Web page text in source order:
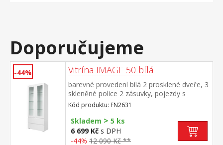
Doporučujeme
-44% Vitrína IMAGE 50 bílá
barevné provedení bílá 2 prosklené dveře, 3
skleněné police 2 zásuvky, pojezdy s
kuličkovými ložisky záda jsou oboustranná,
možno zvolit barevné provedení bílá nebo
zlatý dub
Kód produktu: FN2631
Skladem > 5 ks
6 699 Kč s DPH
-44% 12 090 Kč **